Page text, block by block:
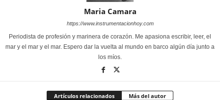
Maria Camara
https://www.instrumentacionhoy.com
Periodista de profesión y marinera de corazón. Me apasiona escribir, leer, el
mar y el mar y el mar. Espero dar la vuelta al mundo en barco algún día junto a
los míos.
Artículos relacionados Más del autor